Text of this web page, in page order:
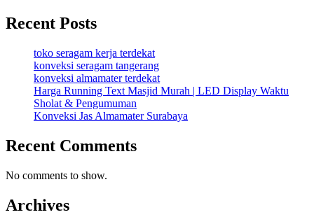
Recent Posts
toko seragam kerja terdekat
konveksi seragam tangerang
konveksi almamater terdekat
Harga Running Text Masjid Murah | LED Display Waktu
Sholat & Pengumuman
Konveksi Jas Almamater Surabaya
Recent Comments
No comments to show.
Archives